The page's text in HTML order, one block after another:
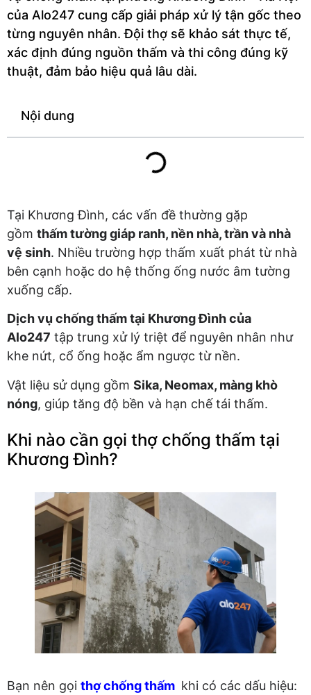
của Alo247 cung cấp giải pháp xử lý tận gốc theo
từng nguyên nhân. Đội thợ sẽ khảo sát thực tế,
xác định đúng nguồn thấm và thi công đúng kỹ
thuật, đảm bảo hiệu quả lâu dài.
Nội dung
Tại Khương Đình, các vấn đề thường gặp
gồm thấm tường giáp ranh, nền nhà, trần và nhà
vệ sinh. Nhiều trường hợp thấm xuất phát từ nhà
bên cạnh hoặc do hệ thống ống nước âm tường
xuống cấp.
Dịch vụ chống thấm tại Khương Đình của
Alo247 tập trung xử lý triệt để nguyên nhân như
khe nứt, cổ ống hoặc ẩm ngược từ nền.
Vật liệu sử dụng gồm Sika, Neomax, màng khò
nóng, giúp tăng độ bền và hạn chế tái thấm.
Khi nào cần gọi thợ chống thấm tại
Khương Đình?
Bạn nên gọi thợ chống thấm khi có các dấu hiệu: